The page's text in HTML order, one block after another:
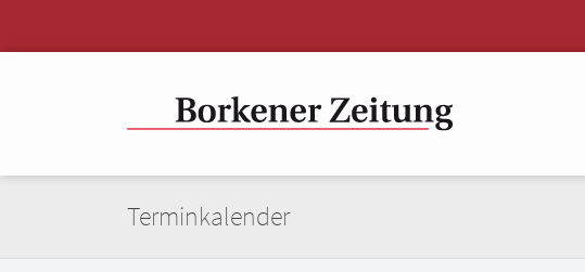
Terminkalender